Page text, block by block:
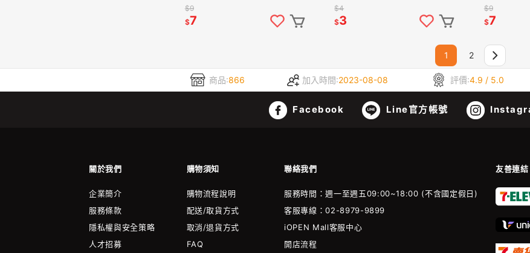
貼 層板支架 層板固定架 層板貼
支撐架 層板架 隔板貼
$9
$7
貼片 掛勾貼 掛勾貼片 掛鉤貼片
固定貼片 貼片 子母扣
$4
$3
貼 螺絲貼掛
釘 螺絲貼片
$9
$7
1 2
商品:866 加入時間:2023-08-08 評價:4.9 / 5.0
Facebook Line官方帳號
關於我們 購物須知 聯絡我們 友善連結
企業簡介
服務條款
隱私權與安全策略
人才招募
購物流程說明
配送/取貨方式
取消/退貨方式
FAQ
服務時間：週一至週五09:00~18:00 (不含國定假日)
客服專線：02-8979-9899
iOPEN Mall客服中心
開店流程